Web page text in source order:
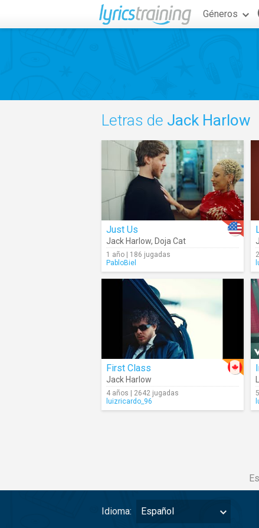
Géneros
Letras de Jack Harlow
Just Us
Jack Harlow, Doja Cat
1 año | 186 jugadas
PabloBiel
First Class
Jack Harlow
4 años | 2642 jugadas
luizricardo_96
Idioma: Español